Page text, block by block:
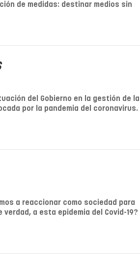
de medidas: destinar medios sin
del Gobierno en la gestión de la
por la pandemia del coronavirus.
a reaccionar como sociedad para
a esta epidemia del Covid-19?